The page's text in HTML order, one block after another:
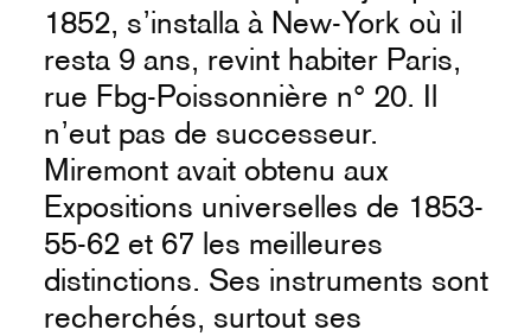
1852, s’installa à New-York où il
resta 9 ans, revint habiter Paris,
rue Fbg-Poissonnière n° 20. Il
n’eut pas de successeur.
Miremont avait obtenu aux
Expositions universelles de 1853-
55-62 et 67 les meilleures
distinctions. Ses instruments sont
recherchés, surtout ses